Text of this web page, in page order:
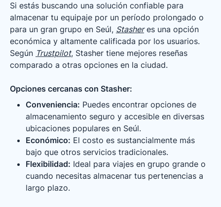
Si estás buscando una solución confiable para
almacenar tu equipaje por un período prolongado o
para un gran grupo en Seúl, Stasheres una opción
económica y altamente calificada por los usuarios.
Según Trustpilot, Stasher tiene mejores reseñas
comparado a otras opciones en la ciudad.
Opciones cercanas con Stasher:
Conveniencia: Puedes encontrar opciones de
almacenamiento seguro y accesible en diversas
ubicaciones populares en Seúl.
Económico: El costo es sustancialmente más
bajo que otros servicios tradicionales.
Flexibilidad: Ideal para viajes en grupo grande o
cuando necesitas almacenar tus pertenencias a
largo plazo.